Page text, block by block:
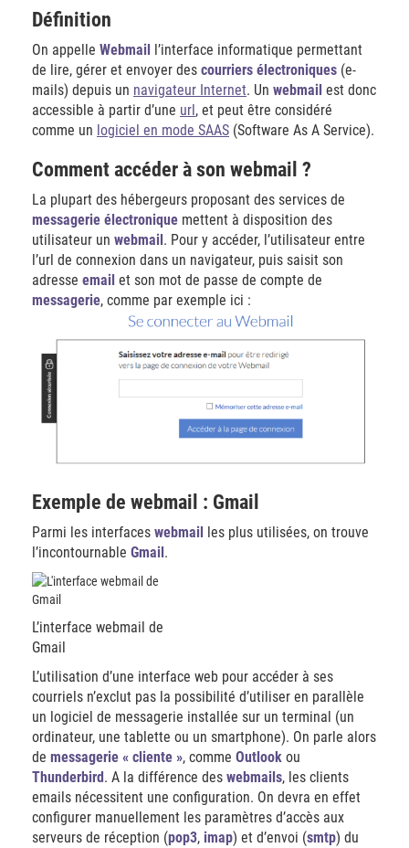
Définition
On appelle Webmail l’interface informatique permettant
de lire, gérer et envoyer des courriers électroniques (e-
mails) depuis un navigateur Internet. Un webmail est donc
accessible à partir d’une url, et peut être considéré
comme un logiciel en mode SAAS (Software As A Service).
Comment accéder à son webmail ?
La plupart des hébergeurs proposant des services de
messagerie électronique mettent à disposition des
utilisateur un webmail. Pour y accéder, l’utilisateur entre
l’url de connexion dans un navigateur, puis saisit son
adresse email et son mot de passe de compte de
messagerie, comme par exemple ici :
Exemple de webmail : Gmail
Parmi les interfaces webmail
les plus utilisées, on trouve
l’incontournable Gmail .
L’interface webmail de
Gmail
L’utilisation d’une interface web pour accéder à ses
courriels n’exclut pas la possibilité d’utiliser en parallèle
un logiciel de messagerie installée sur un terminal (un
ordinateur, une tablette ou un smartphone). On parle alors
de messagerie « cliente », comme Outlook ou
Thunderbird. A la différence des webmails, les clients
emails nécessitent une configuration. On devra en effet
configurer manuellement les paramètres d’accès aux
serveurs de réception (pop3, imap) et d’envoi (smtp) du